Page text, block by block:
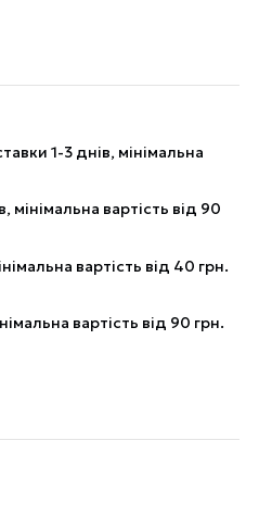
1-3 днів, мінімальна
вартість від 90
вартість від 40 грн.
вартість від 90 грн.